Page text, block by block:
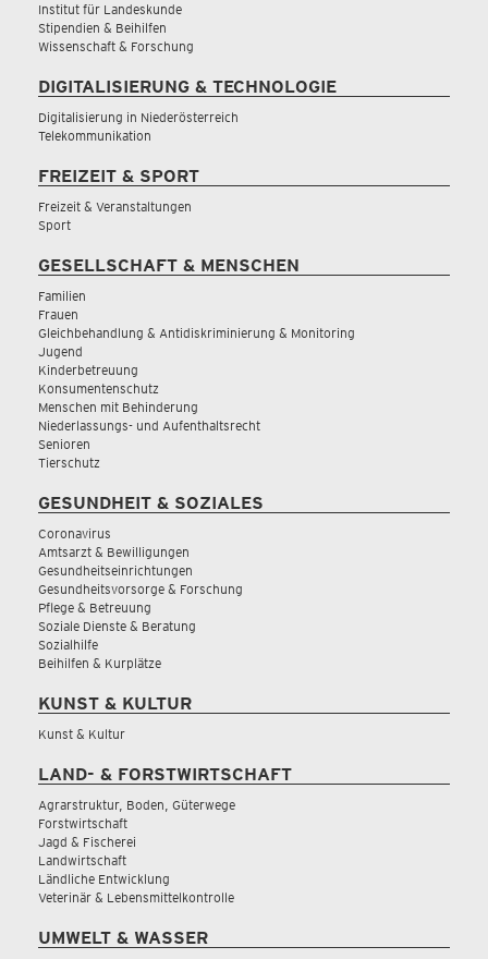
Institut für Landeskunde
Stipendien & Beihilfen
Wissenschaft & Forschung
DIGITALISIERUNG & TECHNOLOGIE
Digitalisierung in Niederösterreich
Telekommunikation
FREIZEIT & SPORT
Freizeit & Veranstaltungen
Sport
GESELLSCHAFT & MENSCHEN
Familien
Frauen
Gleichbehandlung & Antidiskriminierung & Monitoring
Jugend
Kinderbetreuung
Konsumentenschutz
Menschen mit Behinderung
Niederlassungs- und Aufenthaltsrecht
Senioren
Tierschutz
GESUNDHEIT & SOZIALES
Coronavirus
Amtsarzt & Bewilligungen
Gesundheitseinrichtungen
Gesundheitsvorsorge & Forschung
Pflege & Betreuung
Soziale Dienste & Beratung
Sozialhilfe
Beihilfen & Kurplätze
KUNST & KULTUR
Kunst & Kultur
LAND- & FORSTWIRTSCHAFT
Agrarstruktur, Boden, Güterwege
Forstwirtschaft
Jagd & Fischerei
Landwirtschaft
Ländliche Entwicklung
Veterinär & Lebensmittelkontrolle
UMWELT & WASSER